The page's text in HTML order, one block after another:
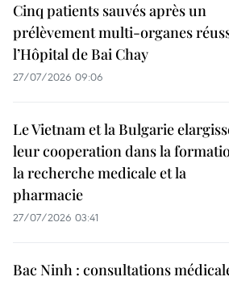
Cinq patients sauvés après un
prélèvement multi-organes
l’Hôpital de Bai Chay
27/07/2026 09:06
Le Vietnam et la Bulgarie
leur cooperation dans la
la recherche medicale et la
pharmacie
27/07/2026 03:41
Bac Ninh : consultations